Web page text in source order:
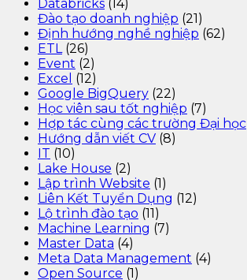
Databricks (14)
Đào tạo doanh nghiệp (21)
Định hướng nghề nghiệp (62)
ETL (26)
Event (2)
Excel (12)
Google BigQuery (22)
Học viên sau tốt nghiệp (7)
Hợp tác cùng các trường Đại học
Hướng dẫn viết CV (8)
IT (10)
Lake House (2)
Lập trình Website (1)
Liên Kết Tuyển Dụng (12)
Lộ trình đào tạo (11)
Machine Learning (7)
Master Data (4)
Meta Data Management (4)
Open Source (1)